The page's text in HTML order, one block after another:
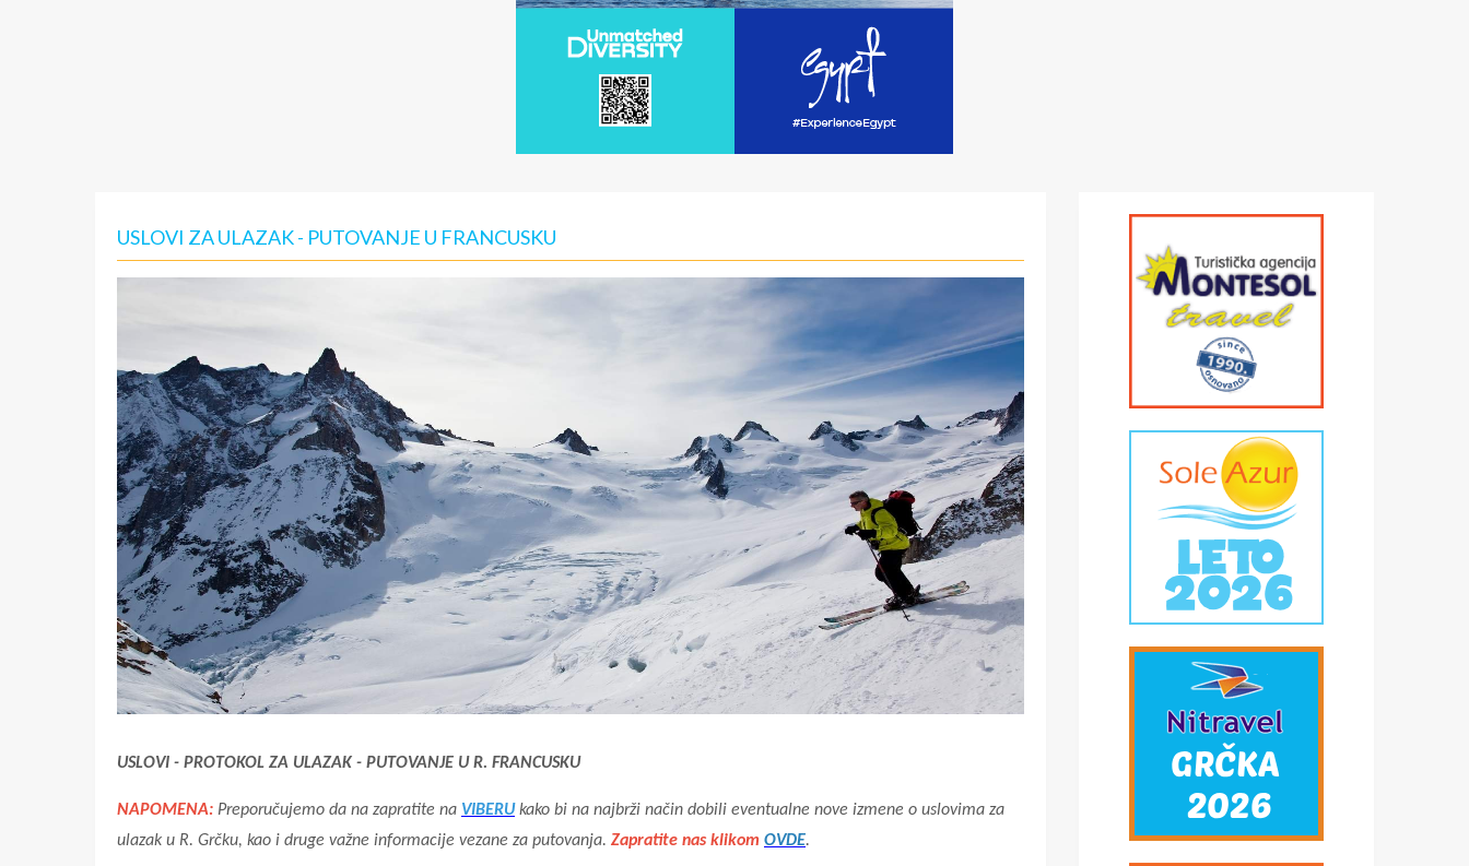
USLOVI ZA ULAZAK - PUTOVANJE U FRANCUSKU
USLOVI - PROTOKOL ZA ULAZAK - PUTOVANJE U R. FRANCUSKU
NAPOMENA: Preporučujemo da na zapratite na VIBERUkako bi na najbrži način dobili eventualne nove izmene o uslovima za
ulazak u R. Grčku, kao i druge važne informacije vezane za putovanja. Zapratite nas klikom OVDE.